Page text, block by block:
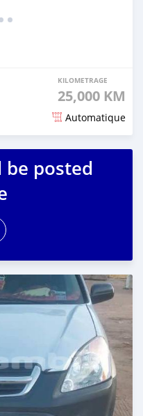
KILOMETRAGE
25,000 KM
Automatique
be posted